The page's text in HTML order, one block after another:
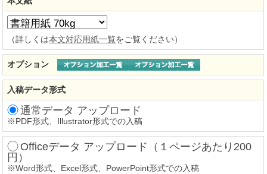
（詳しくは本文対応用紙一覧をご覧ください）
オプション
入稿データ形式
通常データ アップロード
※PDF形式、Illustrator形式での入稿
Officeデータ アップロード（１ページあたり200
円）
※Word形式、Excel形式、PowerPoint形式での入稿